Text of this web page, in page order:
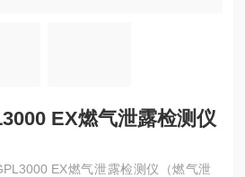
EX燃气泄露检测仪
EX燃气泄露检测仪（燃气泄